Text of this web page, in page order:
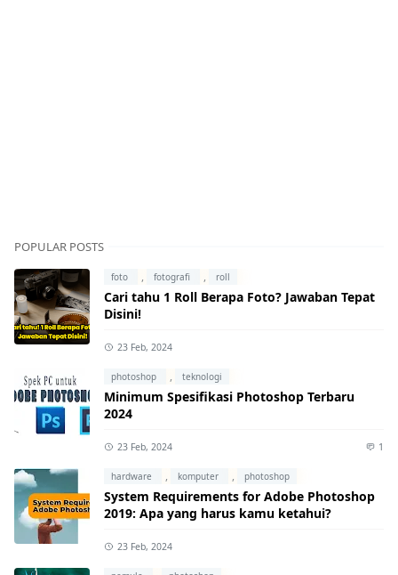
POPULAR POSTS
foto , fotografi , roll
Cari tahu 1 Roll Berapa Foto? Jawaban Tepat
Disini!
23 Feb, 2024
photoshop , teknologi
Minimum Spesifikasi Photoshop Terbaru
2024
23 Feb, 2024 1
hardware , komputer , photoshop
System Requirements for Adobe Photoshop
2019: Apa yang harus kamu ketahui?
23 Feb, 2024